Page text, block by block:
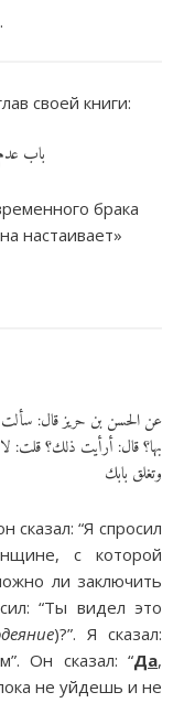
своей книги:
باب
брака
настаивает»
عن الحسن بن حريز قال: سألت
بها؟ قال: أرأيت ذلك؟ قلت:
وتغلق بابك
сказал: “Я спросил
с которой
ли заключить
“Ты видел это
)?”. Я сказал:
Он сказал: “Да,
не уйдешь и не